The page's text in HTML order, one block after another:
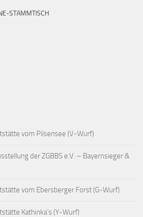
STAMMTISCH
vom Pilsensee (V-Wurf)
der ZGBBS e.V. – Bayernsieger &
vom Ebersberger Forst (G-Wurf)
Kathinka’s (Y-Wurf)